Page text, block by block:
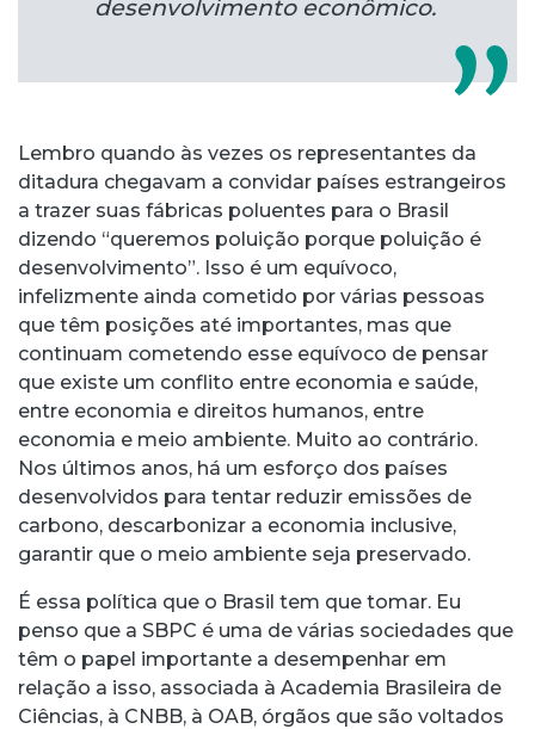
desenvolvimento econômico.
Lembro quando às vezes os representantes da
ditadura chegavam a convidar países estrangeiros
a trazer suas fábricas poluentes para o Brasil
dizendo “queremos poluição porque poluição é
desenvolvimento”. Isso é um equívoco,
infelizmente ainda cometido por várias pessoas
que têm posições até importantes, mas que
continuam cometendo esse equívoco de pensar
que existe um conflito entre economia e saúde,
entre economia e direitos humanos, entre
economia e meio ambiente. Muito ao contrário.
Nos últimos anos, há um esforço dos países
desenvolvidos para tentar reduzir emissões de
carbono, descarbonizar a economia inclusive,
garantir que o meio ambiente seja preservado.
É essa política que o Brasil tem que tomar. Eu
penso que a SBPC é uma de várias sociedades que
têm o papel importante a desempenhar em
relação a isso, associada à Academia Brasileira de
Ciências, à CNBB, à OAB, órgãos que são voltados